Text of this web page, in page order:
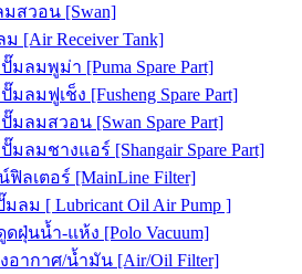
สวอน [Swan]
ม [Air Receiver Tank]
มลมพูม่า [Puma Spare Part]
มลมฟูเช็ง [Fusheng Spare Part]
มลมสวอน [Swan Spare Part]
มลมชางแอร์ [Shangair Spare Part]
ฟิลเตอร์ [MainLine Filter]
ลม [ Lubricant Oil Air Pump ]
ดฝุ่นน้ำ-แห้ง [Polo Vacuum]
อากาศ/น้ำมัน [Air/Oil Filter]